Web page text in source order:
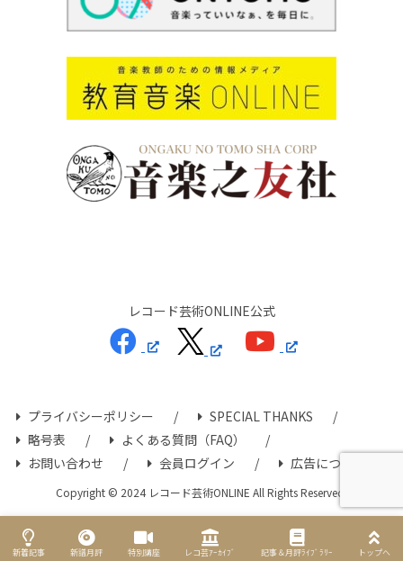
レコード芸術ONLINE公式
プライバシーポリシー
SPECIAL THANKS
略号表
よくある質問（FAQ）
お問い合わせ
会員ログイン 広告について
Copyright © 2024 レコード芸術ONLINE All Rights Reserved.
新着記事 新譜月評 特別講座 レコ芸ｱｰｶｲﾌﾞ 記事＆月評ﾗｲﾌﾞﾗﾘｰ トップへ